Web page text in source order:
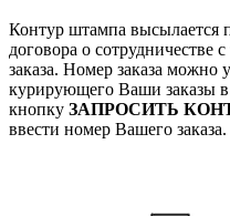
Контур штампа высылается
договора о сотрудничестве
заказа. Номер заказа можно
курирующего Ваши заказы
кнопку ЗАПРОСИТЬ
ввести номер Вашего заказа.